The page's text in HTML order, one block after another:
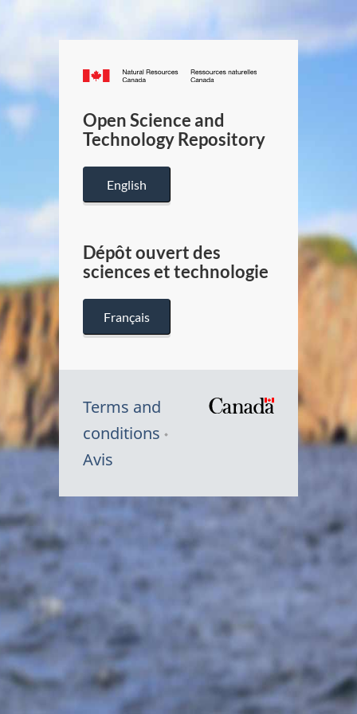
Canada.ca
/
Canada
Open Science and
Technology Repository
English
Dépôt ouvert des
sciences et technologie
Français
Terms and
conditions
Avis
Symbole
Canada